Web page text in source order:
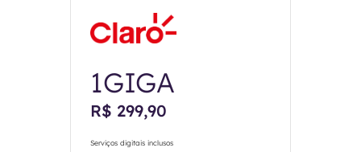
1GIGA
R$ 299,90
Serviços digitais inclusos